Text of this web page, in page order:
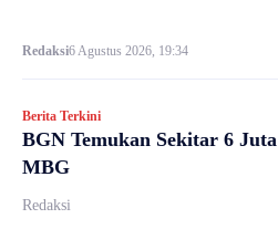
Redaksi6 Agustus 2026, 19:34
Berita Terkini
BGN Temukan Sekitar 6
MBG
Redaksi